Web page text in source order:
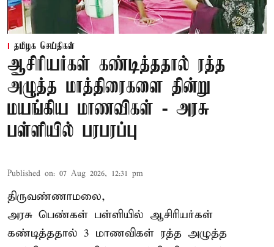
தமிழக செய்திகள்
ஆசிரியர்கள் கண்டித்ததால் ரத்த
அழுத்த மாத்திரைகளை தின்று
மயங்கிய மாணவிகள் - அரசு
பள்ளியில் பரபரப்பு
Published on: 07 Aug 2026, 12:31 pm
திருவண்ணாமலை,
அரசு பெண்கள் பள்ளியில் ஆசிரியர்கள்
கண்டித்ததால் 3 மாணவிகள் ரத்த அழுத்த